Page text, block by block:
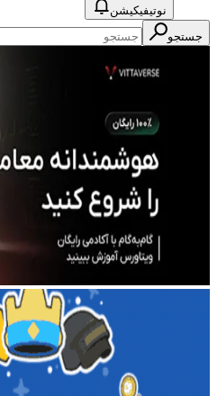
نوتیفیکیشن
جستجو